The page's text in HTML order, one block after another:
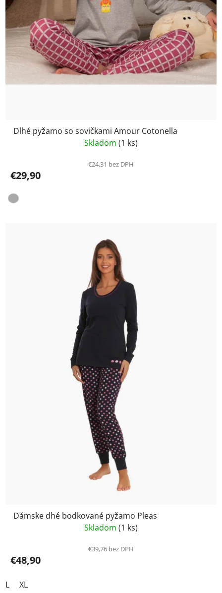
Dlhé pyžamo so sovičkami Amour Cotonella
Skladom (1 ks)
€24,31 bez DPH
€29,90
Dámske dhé bodkované pyžamo Pleas
Skladom (1 ks)
€39,76 bez DPH
€48,90
L XL